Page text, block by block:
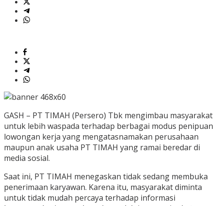
GASH – PT TIMAH (Persero) Tbk mengimbau masyarakat
untuk lebih waspada terhadap berbagai modus penipuan
lowongan kerja yang mengatasnamakan perusahaan
maupun anak usaha PT TIMAH yang ramai beredar di
media sosial.
Saat ini, PT TIMAH menegaskan tidak sedang membuka
penerimaan karyawan. Karena itu, masyarakat diminta
untuk tidak mudah percaya terhadap informasi